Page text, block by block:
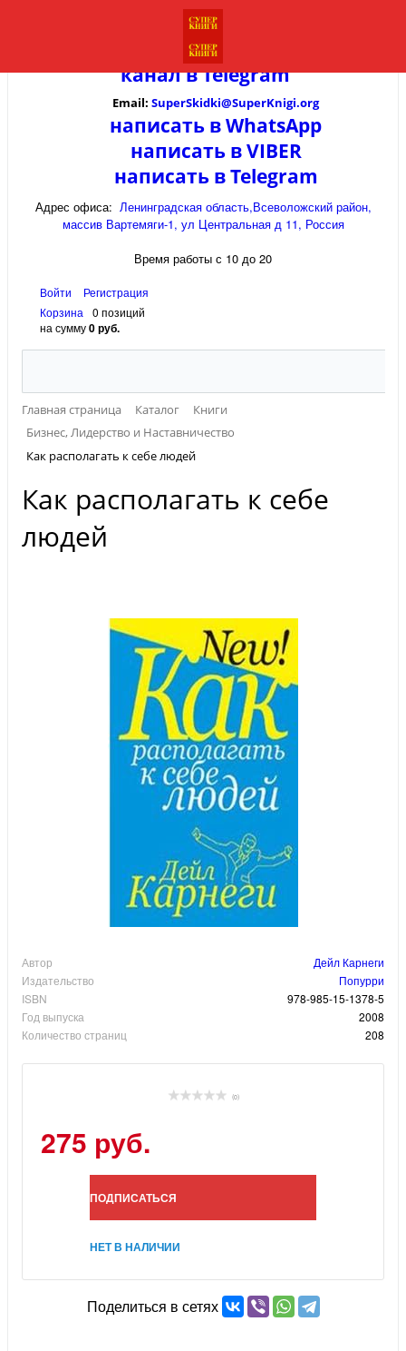
канал вTelegram
Email: SuperSkidki@SuperKnigi.org
написать в WhatsApp
написать в VIBER
написать в Telegram
Адрес офиса: Ленинградская область,Всеволожский район,
массив Вартемяги-1, ул Центральная д 11, Россия
Время работы с 10 до 20
Войти
Регистрация
Корзина
0 позиций
на сумму0 руб.
Главная страница Каталог
Книги
Бизнес, Лидерство и Наставничество
Как располагать к себе людей
Как располагать к себе
людей
Автор
Дейл Карнеги
Издательство
Попурри
ISBN
978-985-15-1378-5
Год выпуска
2008
Количество страниц
208
(0)
275 руб.
ПОДПИСАТЬСЯ
НЕТ В НАЛИЧИИ
Поделиться в сетях